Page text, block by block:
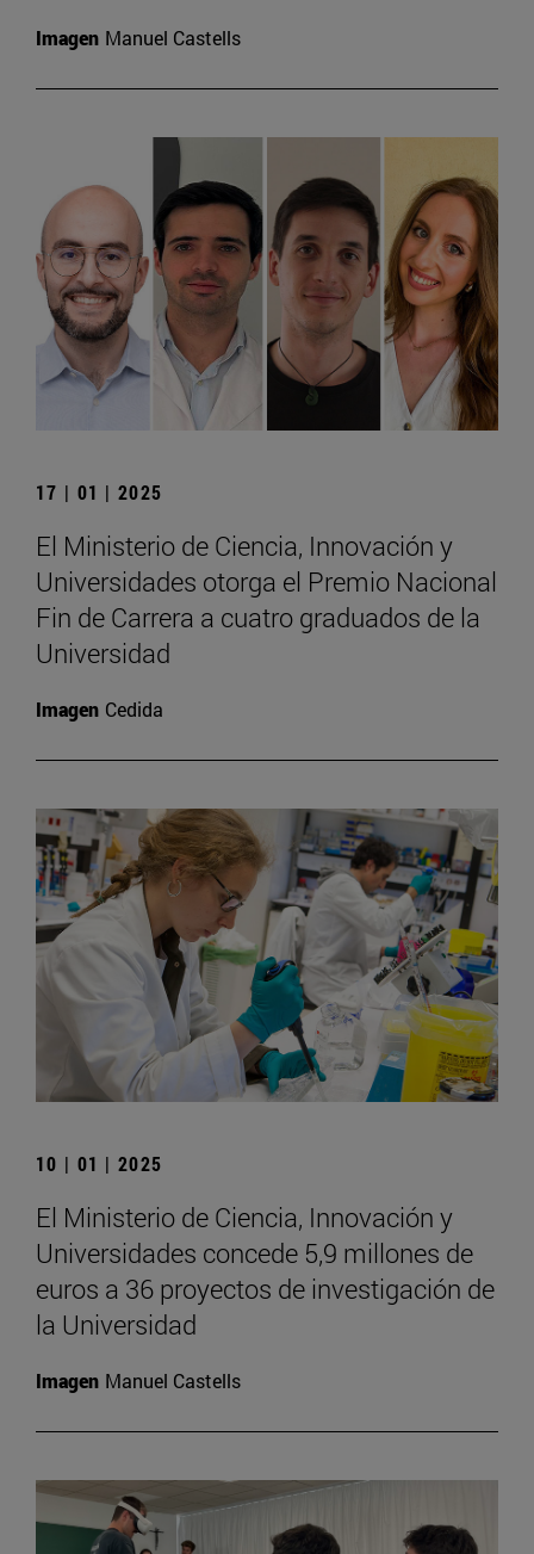
Imagen Manuel Castells
17 | 01 | 2025
El Ministerio de Ciencia, Innovación y
Universidades otorga el Premio Nacional
Fin de Carrera a cuatro graduados de la
Universidad
Imagen Cedida
10 | 01 | 2025
El Ministerio de Ciencia, Innovación y
Universidades concede 5,9 millones de
euros a 36 proyectos de investigación de
la Universidad
Imagen Manuel Castells